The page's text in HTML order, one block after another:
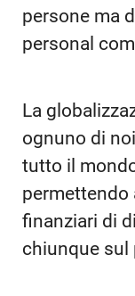
persone ma
personal
La
ognuno di
tutto il
permettendo
finanziari di
chiunque sul